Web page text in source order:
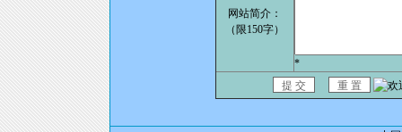
网站简介：
（限150字）
*